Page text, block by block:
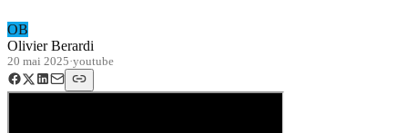
OB
Olivier Berardi
20 mai 2025·youtube